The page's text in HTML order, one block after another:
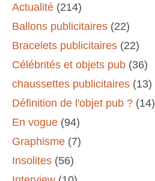
Actualité (214)
Ballons publicitaires (22)
Bracelets publicitaires (22)
Célébrités et objets pub (36)
chaussettes publicitaires (13)
Définition de l'objet pub ? (14)
En vogue (94)
Graphisme (7)
Insolites (56)